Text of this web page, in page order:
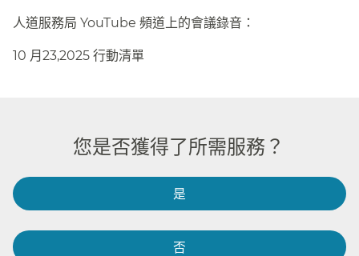
人道服務局 YouTube 頻道上的會議錄音：​​
10 月23,2025 行動清單​​
您是否獲得了所需服務？​​
是​​
否​​